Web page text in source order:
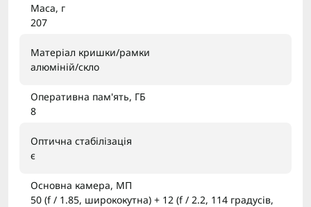
Маса, г
207
Матеріал кришки/рамки
алюміній/скло
Оперативна пам'ять, ГБ
8
Оптична стабілізація
є
Основна камера, МП
50 (f / 1.85, ширококутна) + 12 (f / 2.2, 114 градусів,